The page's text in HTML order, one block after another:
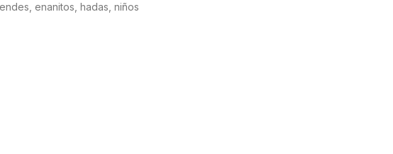
enanitos, hadas, niños